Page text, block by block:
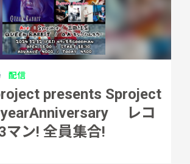
配信
presents Sproject
レコ
マン! 全員集合!